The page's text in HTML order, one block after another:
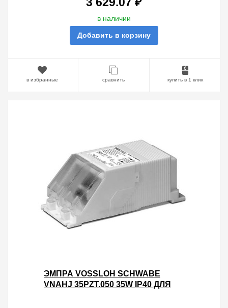
в наличии
Добавить в корзину
в избранные сравнить купить в 1 клик
ЭМПРА VOSSLOH SCHWABE
VNAHJ 35PZT.050 35W IP40 ДЛЯ